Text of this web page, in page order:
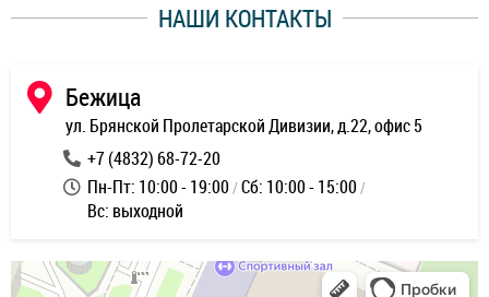
НАШИ КОНТАКТЫ
Бежица
ул. Брянской Пролетарской Дивизии, д.22, офис 5
+7 (4832) 68-72-20
Пн-Пт: 10:00 - 19:00 Сб: 10:00 - 15:00
Вс: выходной